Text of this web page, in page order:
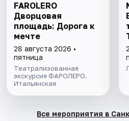
FAROLERO
Дворцовая
площадь: Дорога к
мечте
28 августа 2026 •
пятница
Театрализованная
экскурсия ФАРОЛЕРО.
Итальянская
Все мероприятия в